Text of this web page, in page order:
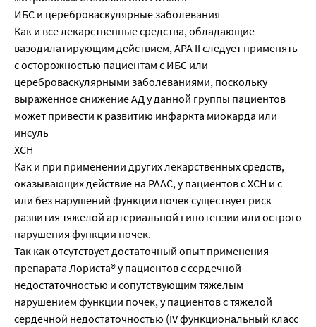
ИБС и цереброваскулярные заболевания
Как и все лекарственные средства, обладающие
вазодилатирующим действием, АРА II следует применять
с осторожностью пациентам с ИБС или
цереброваскулярными заболеваниями, поскольку
выраженное снижение АД у данной группы пациентов
может привести к развитию инфаркта миокарда или
инсуль
ХСН
Как и при применении других лекарственных средств,
оказывающих действие на РААС, у пациентов с ХСН и с
или без нарушений функции почек существует риск
развития тяжелой артериальной гипотензии или острого
нарушения функции почек.
Так как отсутствует достаточный опыт применения
препарата Лориста® у пациентов с сердечной
недостаточностью и сопутствующим тяжелым
нарушением функции почек, у пациентов с тяжелой
сердечной недостаточностью (IV функциональный класс